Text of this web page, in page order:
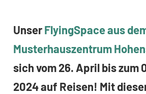
UnserFlyingSpace aus
Musterhauszentrum
sich vom 26. April bis zum
2024 auf Reisen! Mit